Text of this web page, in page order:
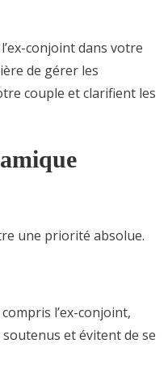
conjoint dans votre
de gérer les
couple et clarifient les
une priorité absolue.
l’ex-conjoint,
et évitent de se